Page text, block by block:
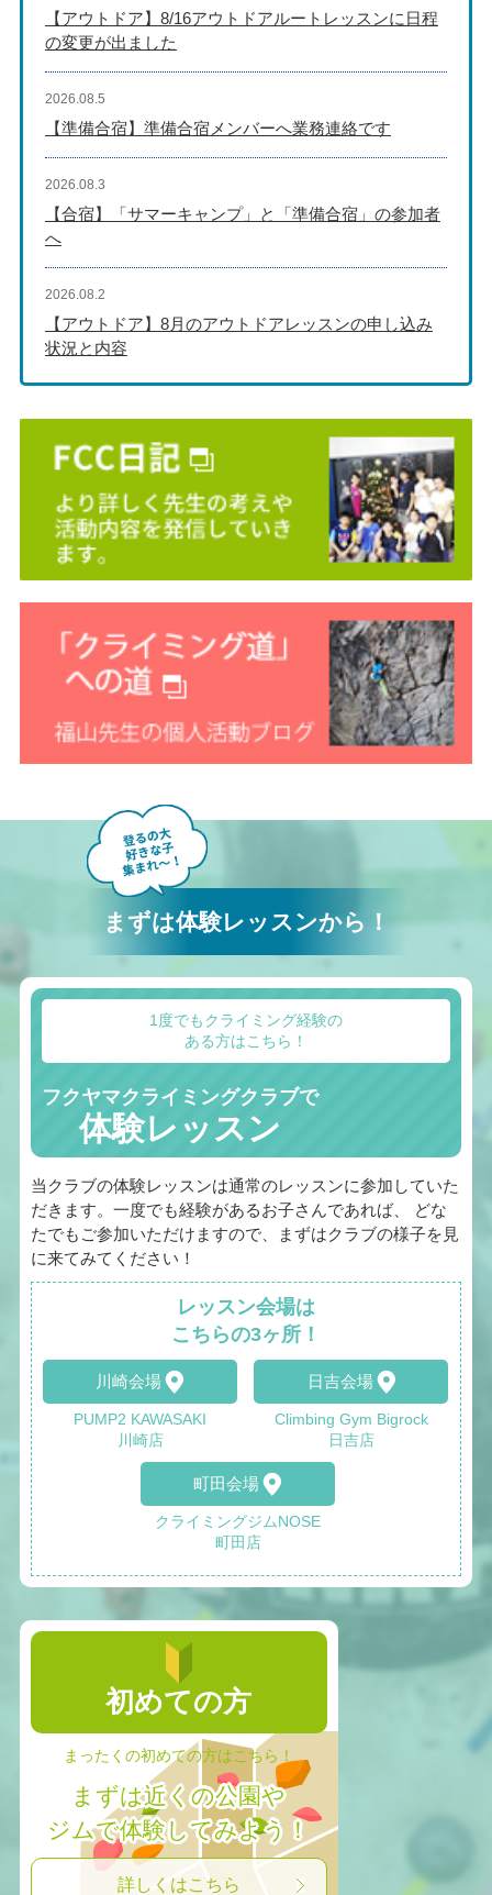
【アウトドア】8/16アウトドアルートレッスンに日程
の変更が出ました
【準備合宿】準備合宿メンバーへ業務連絡です
2026.08.5
【合宿】「サマーキャンプ」と「準備合宿」の参加者
へ
2026.08.3
【アウトドア】8月のアウトドアレッスンの申し込み
状況と内容
2026.08.2
まずは体験レッスンから！
1度でもクライミング経験の
ある方はこちら！
フクヤマクライミングクラブで
体験レッスン
当クラブの体験レッスンは通常のレッスンに参加していた
だきます。一度でも経験があるお子さんであれば、 どな
たでもご参加いただけますので、まずはクラブの様子を見
に来てみてください！
レッスン会場は
こちらの3ヶ所！
川崎会場
PUMP2 KAWASAKI
川崎店
日吉会場
Climbing Gym Bigrock
日吉店
町田会場
クライミングジムNOSE
町田店
初めての方
まったくの初めての方はこちら！
まずは近くの公園や
ジムで体験してみよう！
詳しくはこちら